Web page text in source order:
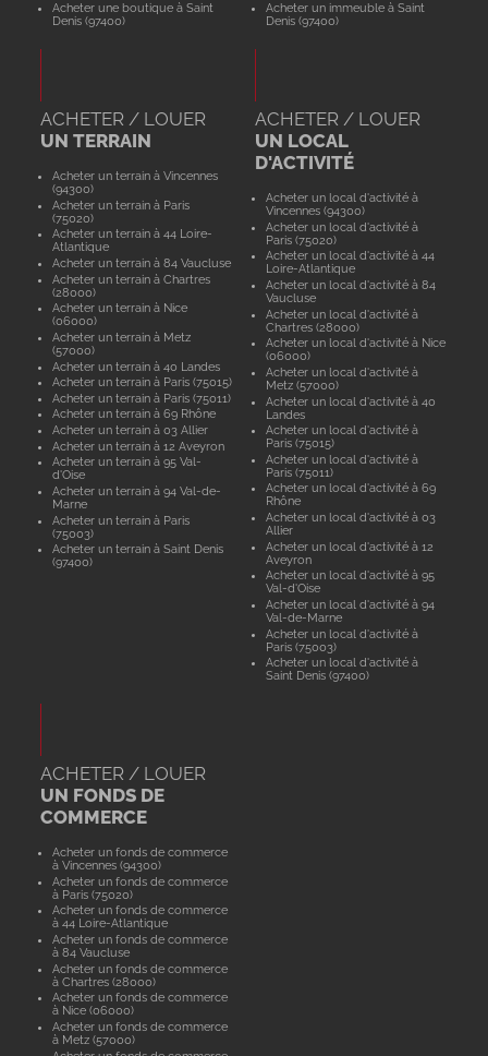
Acheter une boutique à Saint
Denis (97400)
Acheter un immeuble à Saint
Denis (97400)
ACHETER / LOUER
UN TERRAIN
Acheter un terrain à Vincennes
(94300)
Acheter un terrain à Paris
(75020)
Acheter un terrain à 44 Loire-
Atlantique
Acheter un terrain à 84 Vaucluse
Acheter un terrain à Chartres
(28000)
Acheter un terrain à Nice
(06000)
Acheter un terrain à Metz
(57000)
Acheter un terrain à 40 Landes
Acheter un terrain à Paris (75015)
Acheter un terrain à Paris (75011)
Acheter un terrain à 69 Rhône
Acheter un terrain à 03 Allier
Acheter un terrain à 12 Aveyron
Acheter un terrain à 95 Val-
d'Oise
Acheter un terrain à 94 Val-de-
Marne
Acheter un terrain à Paris
(75003)
Acheter un terrain à Saint Denis
(97400)
ACHETER / LOUER
UN LOCAL
D'ACTIVITÉ
Acheter un local d'activité à
Vincennes (94300)
Acheter un local d'activité à
Paris (75020)
Acheter un local d'activité à 44
Loire-Atlantique
Acheter un local d'activité à 84
Vaucluse
Acheter un local d'activité à
Chartres (28000)
Acheter un local d'activité à Nice
(06000)
Acheter un local d'activité à
Metz (57000)
Acheter un local d'activité à 40
Landes
Acheter un local d'activité à
Paris (75015)
Acheter un local d'activité à
Paris (75011)
Acheter un local d'activité à 69
Rhône
Acheter un local d'activité à 03
Allier
Acheter un local d'activité à 12
Aveyron
Acheter un local d'activité à 95
Val-d'Oise
Acheter un local d'activité à 94
Val-de-Marne
Acheter un local d'activité à
Paris (75003)
Acheter un local d'activité à
Saint Denis (97400)
ACHETER / LOUER
UN FONDS DE
COMMERCE
Acheter un fonds de commerce
à Vincennes (94300)
Acheter un fonds de commerce
à Paris (75020)
Acheter un fonds de commerce
à 44 Loire-Atlantique
Acheter un fonds de commerce
à 84 Vaucluse
Acheter un fonds de commerce
à Chartres (28000)
Acheter un fonds de commerce
à Nice (06000)
Acheter un fonds de commerce
à Metz (57000)